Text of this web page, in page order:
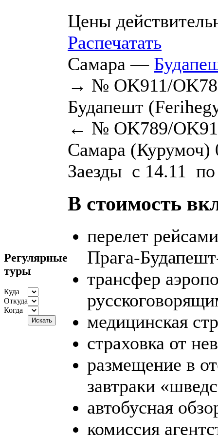
Регулярные
туры
Куда
Откуда
Когда
Цены
Распечатать
Самара —
→ № OK911/
Будапешт
← № OK789/
Самара (Курумоч)
Заезды с 14.11
В стоимость
перелет
Прага-
трансфер
медицинская
страховка от
размещение в
завтраки
автобусная
комиссия